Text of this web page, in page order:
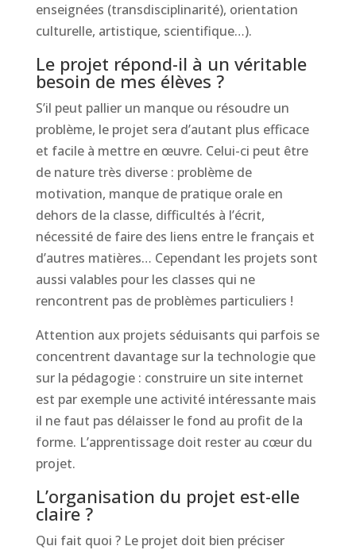
enseignées (transdisciplinarité), orientation
culturelle, artistique, scientifique…).
Le projet répond-il à un véritable
besoin de mes élèves ?
S’il peut pallier un manque ou résoudre un
problème, le projet sera d’autant plus efficace
et facile à mettre en œuvre. Celui-ci peut être
de nature très diverse : problème de
motivation, manque de pratique orale en
dehors de la classe, difficultés à l’écrit,
nécessité de faire des liens entre le français et
d’autres matières… Cependant les projets sont
aussi valables pour les classes qui ne
rencontrent pas de problèmes particuliers !
Attention aux projets séduisants qui parfois se
concentrent davantage sur la technologie que
sur la pédagogie : construire un site internet
est par exemple une activité intéressante mais
il ne faut pas délaisser le fond au profit de la
forme. L’apprentissage doit rester au cœur du
projet.
L’organisation du projet est-elle
claire ?
Qui fait quoi ? Le projet doit bien préciser